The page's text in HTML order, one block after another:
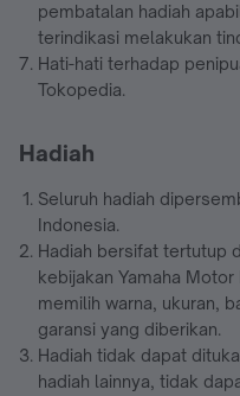
pembatalan hadiah
terindikasi melakukan
Hati-hati terhadap
Tokopedia.
Hadiah
Seluruh hadiah
Indonesia.
Hadiah bersifat tertutup
kebijakan Yamaha
memilih warna, ukuran,
garansi yang diberikan.
Hadiah tidak dapat
hadiah lainnya, tidak